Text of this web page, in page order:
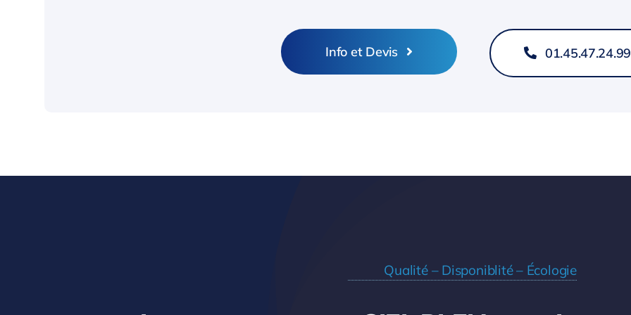
Info et Devis 01.45.47.24.99
Qualité – Disponiblité – Écologie